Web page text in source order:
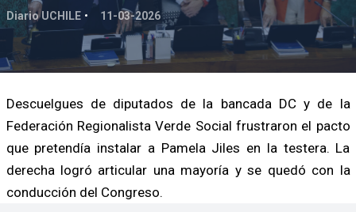
Diario UCHILE 11-03-2026
Descuelgues de diputados de la bancada DC y de la
Federación Regionalista Verde Social frustraron el pacto
que pretendía instalar a Pamela Jiles en la testera. La
derecha logró articular una mayoría y se quedó con la
conducción del Congreso.